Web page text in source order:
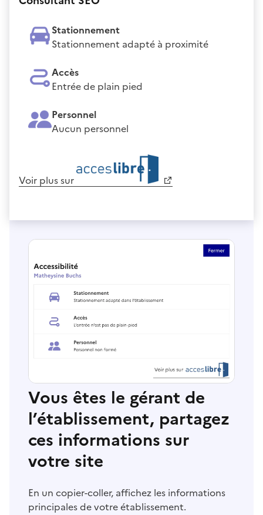
Stationnement
Stationnement adapté à proximité
Accès
Entrée de plain pied
Personnel
Aucun personnel
Voir plus sur
Vous êtes le gérant de
l’établissement, partagez
ces informations sur
votre site
En un copier-coller, affichez les informations
principales de votre établissement.